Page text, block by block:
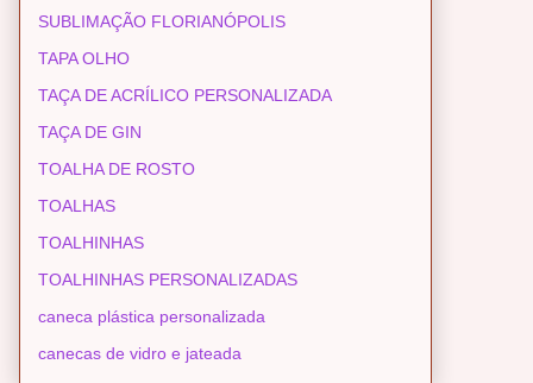
SUBLIMAÇÃO FLORIANÓPOLIS
TAPA OLHO
TAÇA DE ACRÍLICO PERSONALIZADA
TAÇA DE GIN
TOALHA DE ROSTO
TOALHAS
TOALHINHAS
TOALHINHAS PERSONALIZADAS
caneca plástica personalizada
canecas de vidro e jateada